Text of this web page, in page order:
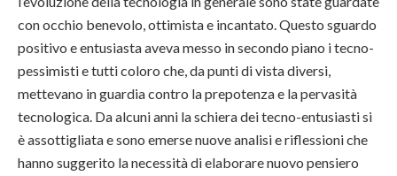
con occhio benevolo, ottimista e incantato. Questo sguardo
positivo e entusiasta aveva messo in secondo piano i tecno-
pessimisti e tutti coloro che, da punti di vista diversi,
mettevano in guardia contro la prepotenza e la pervasità
tecnologica. Da alcuni anni la schiera dei tecno-entusiasti si
è assottigliata e sono emerse nuove analisi e riflessioni che
hanno suggerito la necessità di elaborare nuovo pensiero